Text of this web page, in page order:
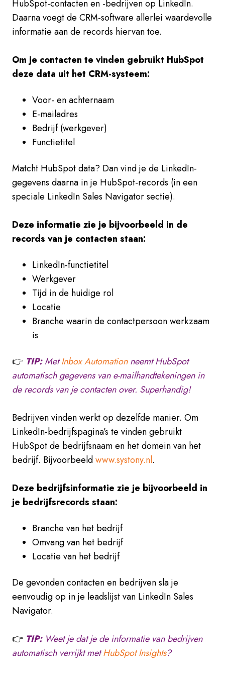
HubSpot-contacten en -bedrijven op LinkedIn.
Daarna voegt de CRM-software allerlei waardevolle
informatie aan de records hiervan toe.
Om je contacten te vinden gebruikt HubSpot
deze data uit het CRM-systeem:
Voor- en achternaam
E-mailadres
Bedrijf (werkgever)
Functietitel
Matcht HubSpot data? Dan vind je de LinkedIn-
gegevens daarna in je HubSpot-records (in een
speciale LinkedIn Sales Navigator sectie).
Deze informatie zie je bijvoorbeeld in de
records van je contacten staan:
LinkedIn-functietitel
Werkgever
Tijd in de huidige rol
Locatie
Branche waarin de contactpersoon werkzaam
is
👉 TIP:MetInbox Automationneemt HubSpot
automatisch gegevens van e-mailhandtekeningen in
de records van je contacten over. Superhandig!
Bedrijven vinden werkt op dezelfde manier. Om
LinkedIn-bedrijfspagina’s te vinden gebruikt
HubSpot de bedrijfsnaam en het domein van het
bedrijf. Bijvoorbeeldwww.systony.nl.
Deze bedrijfsinformatie zie je bijvoorbeeld in
je bedrijfsrecords staan:
Branche van het bedrijf
Omvang van het bedrijf
Locatie van het bedrijf
De gevonden contacten en bedrijven sla je
eenvoudig op in je leadslijst van LinkedIn Sales
Navigator.
👉 TIP:Weet je dat je de informatie van bedrijven
automatisch verrijkt metHubSpot Insights?